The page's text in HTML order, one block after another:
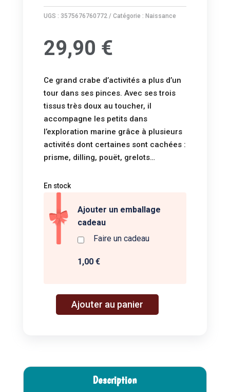
UGS : 3575676760772 Catégorie : Naissance
29,90 €
Ce grand crabe d’activités a plus d’un
tour dans ses pinces. Avec ses trois
tissus très doux au toucher, il
accompagne les petits dans
l’exploration marine grâce à plusieurs
activités dont certaines sont cachées :
prisme, dilling, pouët, grelots…
En stock
Ajouter un emballage
cadeau
Faire un cadeau
1,00 €
quantité
Ajouter au panier
l
n
Description